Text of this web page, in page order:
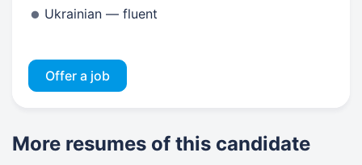
Ukrainian — fluent
Offer a job
More resumes of this candidate